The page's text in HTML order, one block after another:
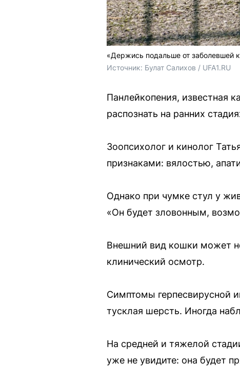
«Держись подальше от заболевшей
Источник: Булат Салихов / UFA1.RU
Панлейкопения, известная
распознать на ранних
Зоопсихолог и кинолог
признаками: вялостью,
Однако при чумке стул у
«Он будет зловонным,
Внешний вид кошки может
клинический осмотр.
Симптомы герпесвирусной
тусклая шерсть. Иногда
На средней и тяжелой
уже не увидите: она будет